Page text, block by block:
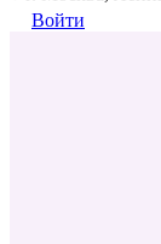
Войти